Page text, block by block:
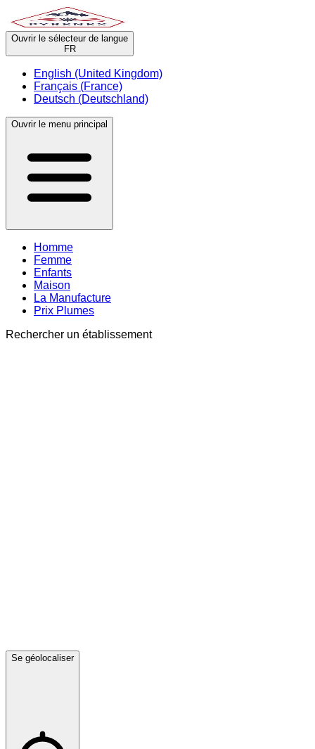
Ouvrir le sélecteur de langue
FR
English (United Kingdom)
Français (France)
Deutsch (Deutschland)
Ouvrir le menu principal
Homme
Femme
Enfants
Maison
La Manufacture
Prix Plumes
Rechercher un établissement
Se géolocaliser